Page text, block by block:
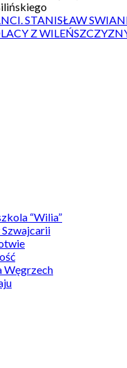
STANISŁAW
Z
“Wilia”
Szwajcarii
Węgrzech